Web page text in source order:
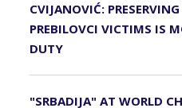
CVIJANOVIĆ:
PREBILOVCI VICTIMS IS
DUTY
"SRBADIJA" AT WORLD